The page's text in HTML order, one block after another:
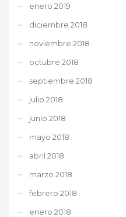
enero 2019
diciembre 2018
noviembre 2018
octubre 2018
septiembre 2018
julio 2018
junio 2018
mayo 2018
abril 2018
marzo 2018
febrero 2018
enero 2018